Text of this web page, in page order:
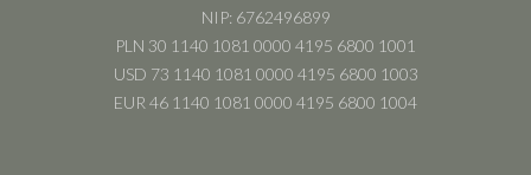
NIP: 6762496899
PLN 30 1140 1081 0000 4195 6800 1001
USD 73 1140 1081 0000 4195 6800 1003
EUR 46 1140 1081 0000 4195 6800 1004